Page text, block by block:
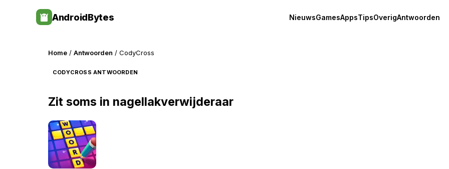
AndroidBytes NieuwsGamesAppsTipsOverigAntwoorden
Home / Antwoorden / CodyCross
CODYCROSS ANTWOORDEN
Zit soms in nagellakverwijderaar